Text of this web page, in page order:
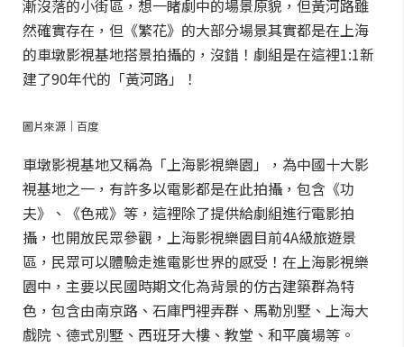
漸沒落的小街區，想一睹劇中的場景原貌，但黃河路雖
然確實存在，但《繁花》的大部分場景其實都是在上海
的車墩影視基地搭景拍攝的，沒錯！劇組是在這裡1:1新
建了90年代的「黃河路」！
圖片來源｜百度
車墩影視基地又稱為「上海影視樂園」，為中國十大影
視基地之一，有許多以電影都是在此拍攝，包含《功
夫》、《色戒》等，這裡除了提供給劇組進行電影拍
攝，也開放民眾參觀，上海影視樂園目前4A級旅遊景
區，民眾可以體驗走進電影世界的感受！在上海影視樂
園中，主要以民國時期文化為背景的仿古建築群為特
色，包含由南京路、石庫門裡弄群、馬勒別墅、上海大
戲院、德式別墅、西班牙大樓、教堂、和平廣場等。